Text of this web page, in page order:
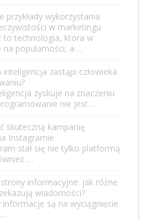
przykłady wykorzystania
w marketingu
to technologia, która w
na popularności, a …
inteligencja zastąpi człowieka
zyskuje na znaczeniu
nie jest …
skuteczną kampanię
Instagramie
stał się nie tylko platformą
…
informacyjne: jak różne
wiadomości?
są na wyciągnięcie